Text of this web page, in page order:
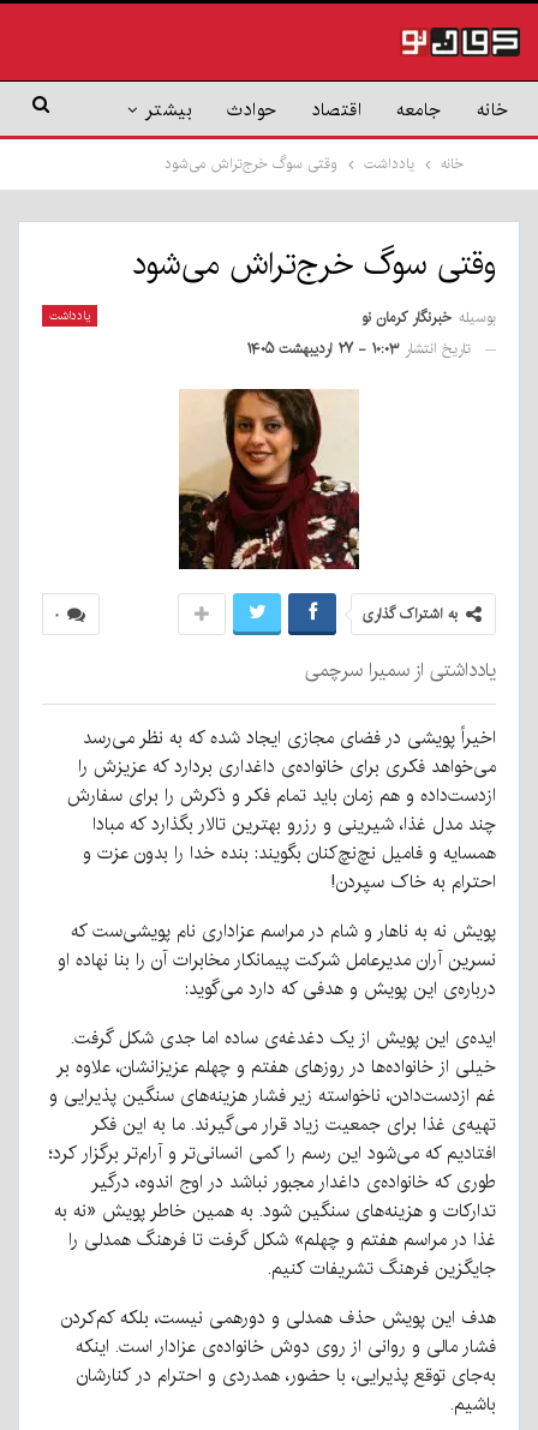
خانه جامعه اقتصاد حوادث بیشتر
خانه یادداشت وقتی سوگ خرج‌تراش می‌شود
وقتی سوگ خرج‌تراش می‌شود
یادداشت بوسیله خبرنگار کرمان نو
تاریخ انتشار ۱۰:۰۳ - ۲۷ اردیبهشت ۱۴۰۵
۰ به اشتراک گذاری
یادداشتی از سمیرا سرچمی
اخیراً پویشی در فضای مجازی ایجاد شده که به نظر می‌رسد
می‌خواهد فکری برای خانواده‌ی داغداری بردارد که عزیزش را
ازدست‌داده و هم زمان باید تمام فکر و ذکرش را برای سفارش
چند مدل غذا، شیرینی و رزرو بهترین تالار بگذارد که مبادا
همسایه و فامیل نچ‌نچ‌کنان بگویند: بنده خدا را بدون عزت و
احترام به خاک سپردن!
پویش نه به ناهار و شام در مراسم عزاداری نام پویشی‌ست که
نسرین آران مدیرعامل شرکت پیمانکار مخابرات آن را بنا نهاده او
درباره‌ی این پویش و هدفی که دارد می‌گوید:
ایده‌ی این پویش از یک دغدغه‌ی ساده اما جدی شکل گرفت.
خیلی از خانواده‌ها در روزهای هفتم و چهلم عزیزانشان، علاوه بر
غم ازدست‌دادن، ناخواسته زیر فشار هزینه‌های سنگین پذیرایی و
تهیه‌ی غذا برای جمعیت زیاد قرار می‌گیرند. ما به این فکر
افتادیم که می‌شود این رسم را کمی انسانی‌تر و آرام‌تر برگزار کرد؛
طوری که خانواده‌ی داغدار مجبور نباشد در اوج اندوه، درگیر
تدارکات و هزینه‌های سنگین شود. به همین خاطر پویش «نه به
غذا در مراسم هفتم و چهلم» شکل گرفت تا فرهنگ همدلی را
جایگزین فرهنگ تشریفات کنیم.
هدف این پویش حذف همدلی و دورهمی نیست، بلکه کم‌کردن
فشار مالی و روانی از روی دوش خانواده‌ی عزادار است. اینکه
به‌جای توقع پذیرایی، با حضور، همدردی و احترام در کنارشان
باشیم.